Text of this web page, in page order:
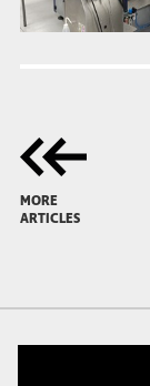
MORE
ARTICLES